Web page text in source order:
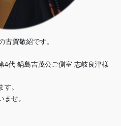
古賀敬紹です。
4代 鍋島吉茂公ご側室 志岐良津様
。
せ。